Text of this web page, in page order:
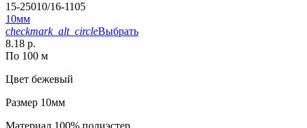
15-25010/16-1105
10мм
checkmark_alt_circleВыбрать
8.18 р.
По 100 м
Цвет бежевый
Размер 10мм